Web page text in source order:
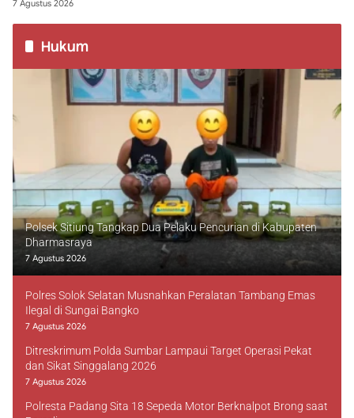
7 Agustus 2026
Hukum
Polsek Sitiung Tangkap Dua Pelaku Pencurian di Kabupaten
Dharmasraya
7 Agustus 2026
Polres Solok Selatan Musnahkan Peralatan Tambang Emas
Ilegal di Sungai Bangko
7 Agustus 2026
Ditreskrimum Polda Sumbar Lampaui Target Operasi Pekat
dan Sikat Singgalang 2026
7 Agustus 2026
Polresta Padang Sita 18 Sepeda Motor Berknalpot Brong saat